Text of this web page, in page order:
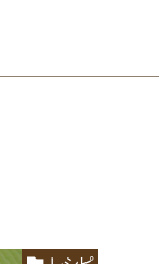
エ